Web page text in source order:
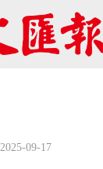
2025-09-17